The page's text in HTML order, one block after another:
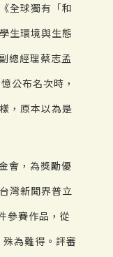
全球獨有「和
生環境與生態
總經理蔡志孟
公布名次時，
，原本以為是
會，為獎勵優
灣新聞界普立
參賽作品，從
為難得。評審